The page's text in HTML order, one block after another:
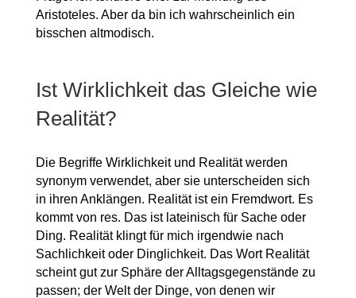
Aristoteles. Aber da bin ich wahrscheinlich ein
bisschen altmodisch.
Ist Wirklichkeit das Gleiche wie
Realität?
Die Begriffe Wirklichkeit und Realität werden
synonym verwendet, aber sie unterscheiden sich
in ihren Anklängen. Realität ist ein Fremdwort. Es
kommt von res. Das ist lateinisch für Sache oder
Ding. Realität klingt für mich irgendwie nach
Sachlichkeit oder Dinglichkeit. Das Wort Realität
scheint gut zur Sphäre der Alltagsgegenstände zu
passen; der Welt der Dinge, von denen wir